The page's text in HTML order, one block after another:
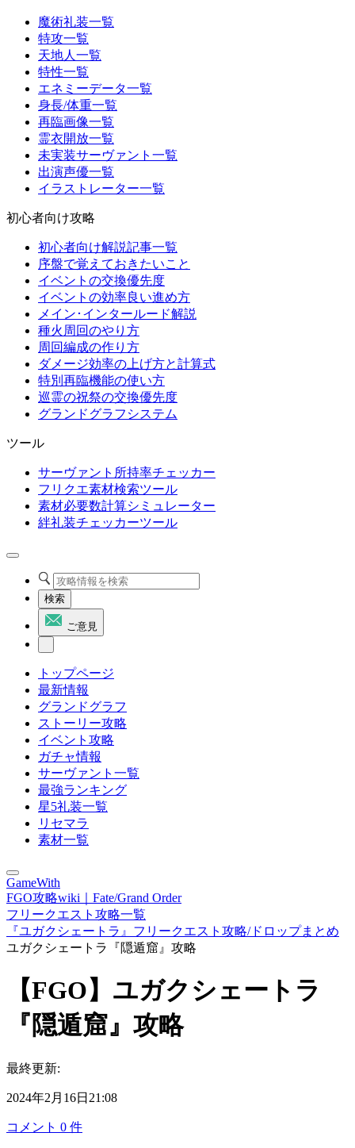
魔術礼装一覧
特攻一覧
天地人一覧
特性一覧
エネミーデータ一覧
身長/体重一覧
再臨画像一覧
霊衣開放一覧
未実装サーヴァント一覧
出演声優一覧
イラストレーター一覧
初心者向け攻略
初心者向け解説記事一覧
序盤で覚えておきたいこと
イベントの交換優先度
イベントの効率良い進め方
メイン･インタールード解説
種火周回のやり方
周回編成の作り方
ダメージ効率の上げ方と計算式
特別再臨機能の使い方
巡霊の祝祭の交換優先度
グランドグラフシステム
ツール
サーヴァント所持率チェッカー
フリクエ素材検索ツール
素材必要数計算シミュレーター
絆礼装チェッカーツール
検索
ご意見
トップページ
最新情報
グランドグラフ
ストーリー攻略
イベント攻略
ガチャ情報
サーヴァント一覧
最強ランキング
星5礼装一覧
リセマラ
素材一覧
GameWith
FGO攻略wiki｜Fate/Grand Order
フリークエスト攻略一覧
『ユガクシェートラ』フリークエスト攻略/ドロップまとめ
ユガクシェートラ『隠遁窟』攻略
【FGO】ユガクシェートラ
『隠遁窟』攻略
最終更新:
2024年2月16日21:08
コメント 0 件